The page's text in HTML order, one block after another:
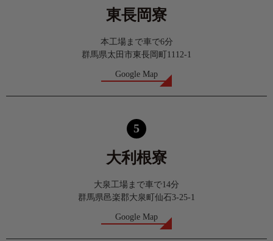
東長岡寮
本工場まで車で6分
群馬県太田市東長岡町1112-1
Google Map
5
大利根寮
大泉工場まで車で14分
群馬県邑楽郡大泉町仙石3-25-1
Google Map